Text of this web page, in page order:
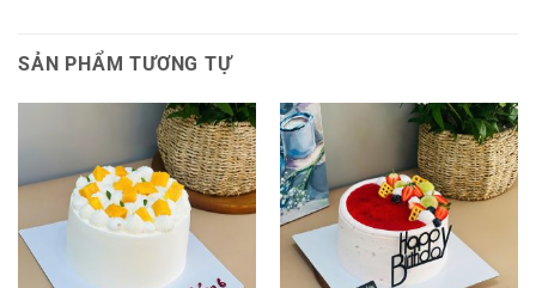
SẢN PHẨM TƯƠNG TỰ